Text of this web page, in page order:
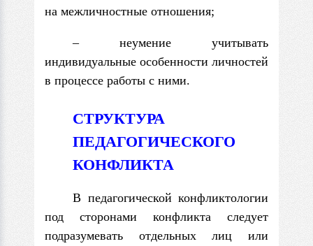
на межличностные отношения;
– неумение учитывать
индивидуальные особенности личностей
в процессе работы с ними.
СТРУКТУРА
ПЕДАГОГИЧЕСКОГО
КОНФЛИКТА
В педагогической конфликтологии
под сторонами конфлик­та следует
подразумевать отдельных лиц или